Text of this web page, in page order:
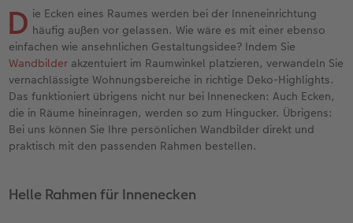
Erinnerungstasche
Personalisierter Schuber
Bestellwege
Inspiration
Jahrbuch
Reisefotobuch
hexxas
Acrylglas
Alu Dibond
Gallery Print
Hartschaum
Foto auf Holz
Fotosets
Fotosticker
Art Prints
Premium Poster
Rahmen
Fotogrößen & Formate
Fototassen
Emaille Becher
Trinkflasche
Dekoration
Schule & Büro
Textilien
Geburtskarten
Taufkarten
Postkarten Sets
Postkarten verschicken
Fotokarten
Digitale Grußkarte
Silikonhüllen
Handykette
Kunststoffhüllen
Lederhüllen
Holzhüllen
Bio-based Case
Papierqualitäten
Bestellwege
Designvorlagen
Kalender mit fertigem Design
Gestaltungsideen
CEWE myPhotos
Danke sagen
für Männer
für Frauen
für Freundinnen
für Kinder
für Großeltern
Erste Schritte
Softwaretipps
Videotutorials
D ie Ecken eines Raumes werden bei der Inneneinrichtung
häufig außen vor gelassen. Wie wäre es mit einer ebenso
einfachen wie ansehnlichen Gestaltungsidee? Indem Sie
Wandbilder akzentuiert im Raumwinkel platzieren, verwandeln Sie
vernachlässigte Wohnungsbereiche in richtige Deko-Highlights.
Das funktioniert übrigens nicht nur bei Innenecken: Auch Ecken,
die in Räume hineinragen, werden so zum Hingucker. Übrigens:
Bei uns können Sie Ihre persönlichen Wandbilder direkt und
praktisch mit den passenden Rahmen bestellen.
Helle Rahmen für Innenecken